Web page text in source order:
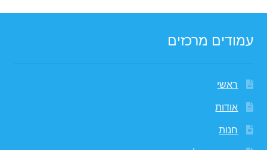
עמודים מרכזים
ראשי
אודות
חנות